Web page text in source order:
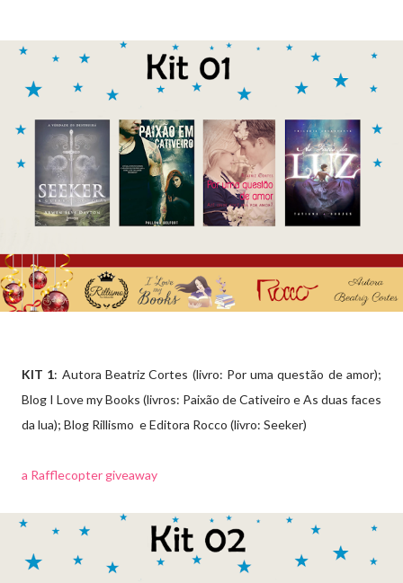
KIT 1: Autora Beatriz Cortes (livro: Por uma questão de amor);
Blog I Love my Books (livros: Paixão de Cativeiro e As duas faces
da lua); Blog Rillismo e Editora Rocco (livro: Seeker)
a Rafflecopter giveaway